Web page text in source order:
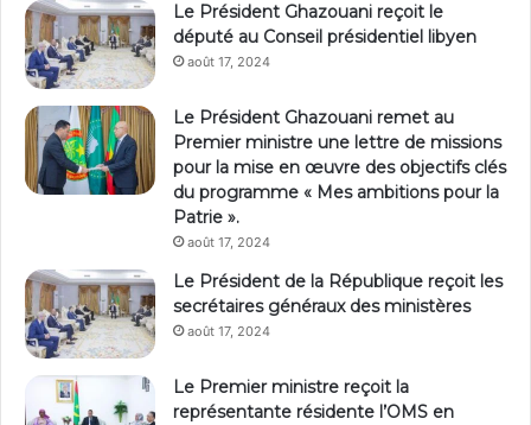
Le Président Ghazouani reçoit le
député au Conseil présidentiel libyen
août 17, 2024
Le Président Ghazouani remet au
Premier ministre une lettre de missions
pour la mise en œuvre des objectifs clés
du programme « Mes ambitions pour la
Patrie ».
août 17, 2024
Le Président de la République reçoit les
secrétaires généraux des ministères
août 17, 2024
Le Premier ministre reçoit la
représentante résidente l’OMS en